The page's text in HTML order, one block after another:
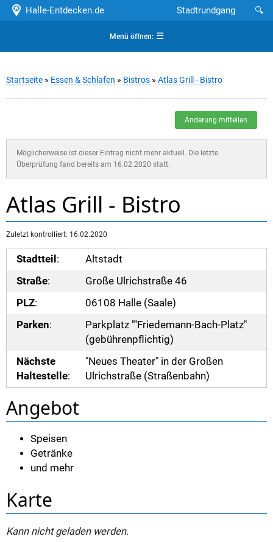
Halle-Entdecken.de 🔍
Stadtrundgang
Menü öffnen:☰
Startseite » Essen & Schlafen » Bistros » Atlas Grill - Bistro
Änderung mitteilen
Möglicherweise ist dieser Eintrag nicht mehr aktuell. Die letzte
Überprüfung fand bereits am 16.02.2020 statt.
Atlas Grill - Bistro
Zuletzt kontrolliert: 16.02.2020
Stadtteil :
Altstadt
Straße:
Große Ulrichstraße 46
PLZ:
06108 Halle (Saale)
Parken:
Parkplatz ""Friedemann-Bach-Platz"
(gebührenpflichtig)
Nächste
Haltestelle:
"Neues Theater" in der Großen
Ulrichstraße (Straßenbahn)
Angebot
Speisen
Getränke
und mehr
Karte
Kann nicht geladen werden.